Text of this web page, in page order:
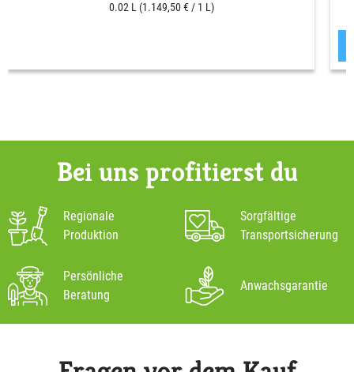
0.02 L (1.149,50 € / 1 L)
Bei uns profitierst du
Regionale
Produktion
Sorgfältige
Transportsicherung
Persönliche
Beratung
Anwachsgarantie